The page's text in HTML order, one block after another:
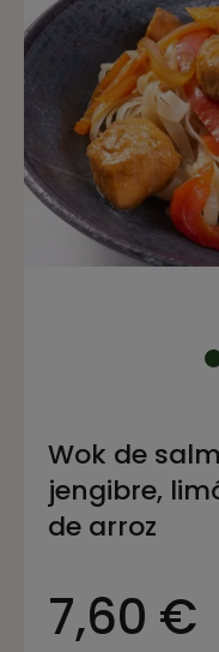
Wok de
jengibre,
de arroz
7,60 €